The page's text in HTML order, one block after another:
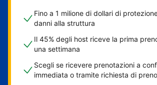
Fino a 1 milione di dollari di
danni alla struttura
Il 45% degli host riceve la prima
una settimana
Scegli se ricevere prenotazioni a
immediata o tramite richiesta di